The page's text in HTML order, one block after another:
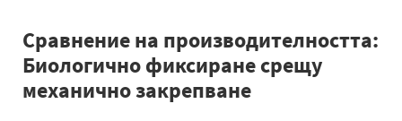
Сравнение на производителността:
Биологично фиксиране срещу
механично закрепване